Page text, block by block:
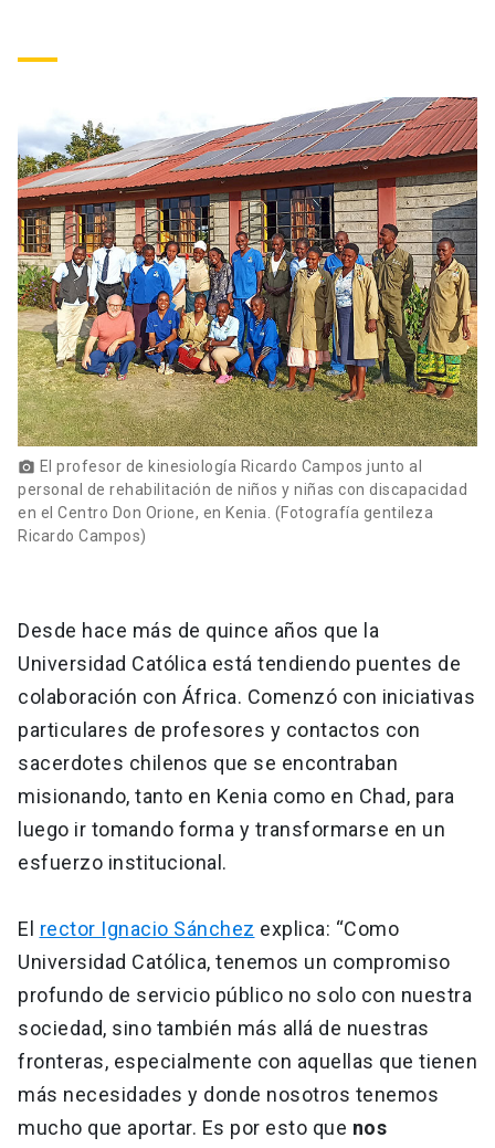
photo_camera El profesor de kinesiología Ricardo Campos junto al
personal de rehabilitación de niños y niñas con discapacidad
en el Centro Don Orione, en Kenia. (Fotografía gentileza
Ricardo Campos)
Desde hace más de quince años que la
Universidad Católica está tendiendo puentes de
colaboración con África. Comenzó con iniciativas
particulares de profesores y contactos con
sacerdotes chilenos que se encontraban
misionando, tanto en Kenia como en Chad, para
luego ir tomando forma y transformarse en un
esfuerzo institucional.
El rector Ignacio Sánchez explica: “Como
Universidad Católica, tenemos un compromiso
profundo de servicio público no solo con nuestra
sociedad, sino también más allá de nuestras
fronteras, especialmente con aquellas que tienen
más necesidades y donde nosotros tenemos
mucho que aportar. Es por esto que nos